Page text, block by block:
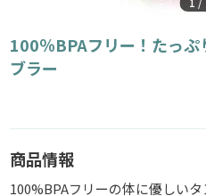
100％BPAフリー！たっ
ブラー
商品情報
100%BPAフリーの体に優しい